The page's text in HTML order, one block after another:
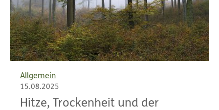
Allgemein
15.08.2025
Hitze, Trockenheit und der